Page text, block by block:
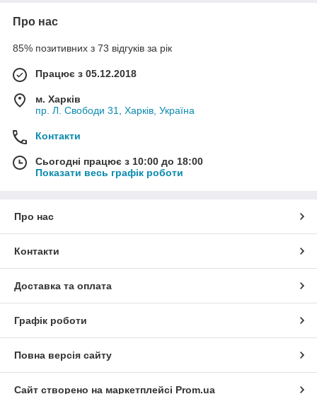
Про нас
85% позитивних з 73 відгуків за рік
Працює з 05.12.2018
м. Харків
пр. Л. Свободи 31, Харків, Україна
Контакти
Сьогодні працює з 10:00 до 18:00
Показати весь графік роботи
Про нас
Контакти
Доставка та оплата
Графік роботи
Повна версія сайту
Сайт створено на маркетплейсі Prom.ua